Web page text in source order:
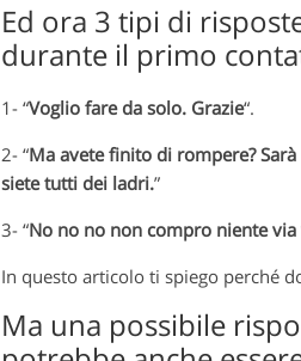
Ed ora 3 tipi di
durante il primo
1- “Voglio fare da solo. Grazie“.
2- “Ma avete finito di rompere?
siete tutti dei ladri.”
3- “No no no non compro niente via
In questo articolo ti spiego perché
Ma una possibile